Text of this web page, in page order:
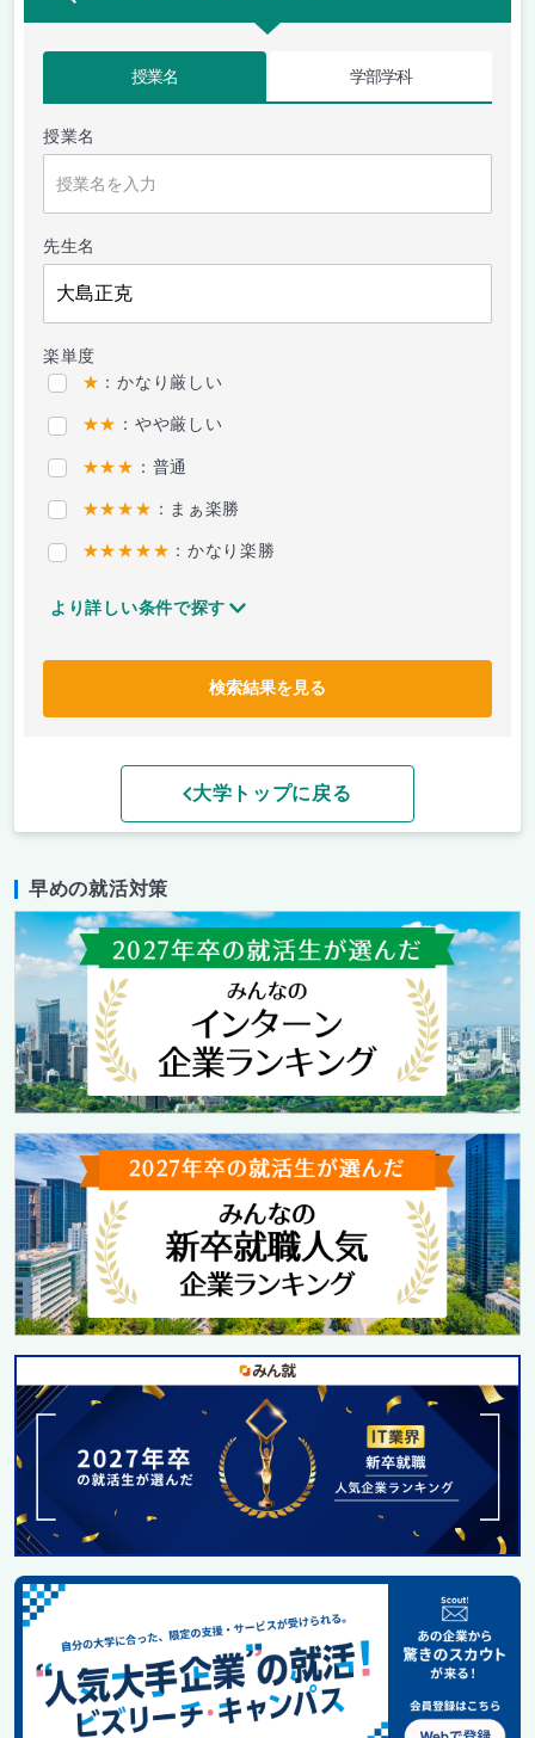
授業名 学部学科
授業名
先生名
楽単度
★ ：かなり厳しい
★★ ：やや厳しい
★★★ ：普通
★★★★ ：まぁ楽勝
★★★★★ ：かなり楽勝
より詳しい条件で探す
検索結果を見る
大学トップに戻る
早めの就活対策